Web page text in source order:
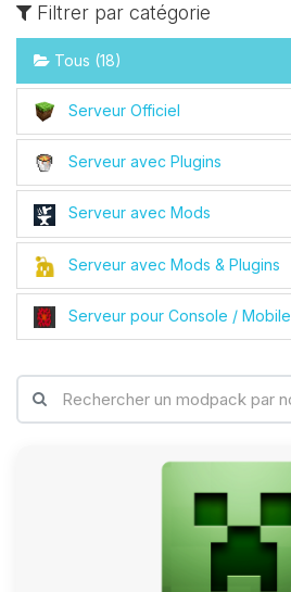
Filtrer par catégorie
Tous (18)
Serveur Officiel
Serveur avec Plugins
Serveur avec Mods
Serveur avec Mods & Plugins
Serveur pour Console / Mobile